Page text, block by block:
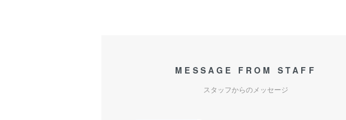
MESSAGE FROM STAFF
スタッフからのメッセージ